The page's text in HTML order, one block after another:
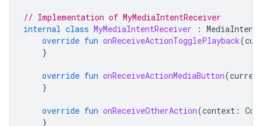
// Implementation of MyMediaIntentReceiver
internal class MyMediaIntentReceiver :
override fun onReceiveActionTogglePlayback(
}
override fun onReceiveActionMediaButton(
}
override fun onReceiveOtherAction(context :
}